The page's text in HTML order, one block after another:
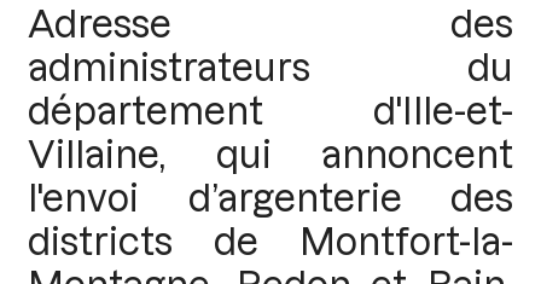
Adresse des
administrateurs du
département d'Ille-et-
Villaine, qui annoncent
l'envoi d’argenterie des
districts de Montfort-la-